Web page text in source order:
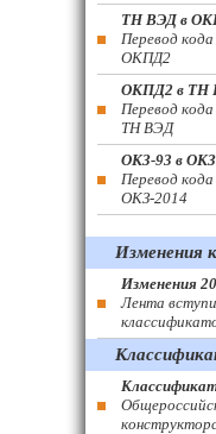
ТН ВЭД в
Перевод
ОКПД2
ОКПД2 в ТН
Перевод
ТН ВЭД
ОКЗ-93 в
Перевод
ОКЗ-2014
Изменения
Изменения
Лента